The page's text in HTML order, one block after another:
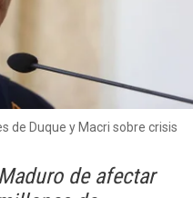
de Duque y Macri sobre crisis
de afectar